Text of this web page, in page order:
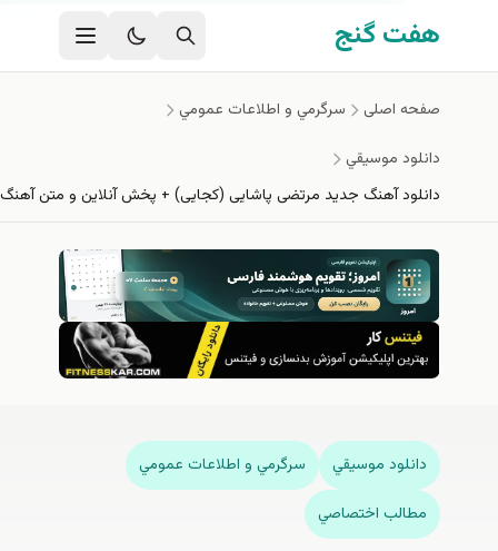
گنج
سرگرمي و اطلاعات عمومي
موسيقي
آهنگ جدید مرتضی پاشایی (کجایی) + پخش آنلاين و متن آهنگ
موسيقي
سرگرمي و اطلاعات عمومي
اختصاصي